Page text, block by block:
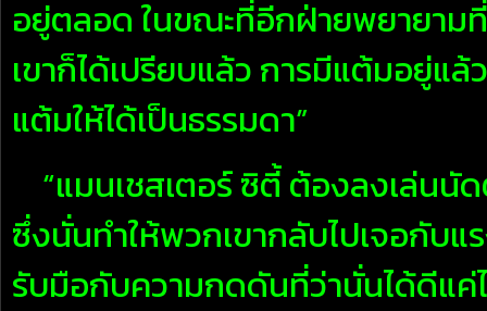
อยู่ตลอด ในขณะที่อีกฝ่ายพยายาม
เขาก็ได้เปรียบแล้ว การมีแต้มอยู่แ
แต้มให้ได้เป็นธรรมดา”
“แมนเชสเตอร์ ซิตี้ ต้องลงเล่นนั
ซึ่งนั่นทำให้พวกเขากลับไปเจอกับแ
รับมือกับความกดดันที่ว่านั่นได้ดีแค่